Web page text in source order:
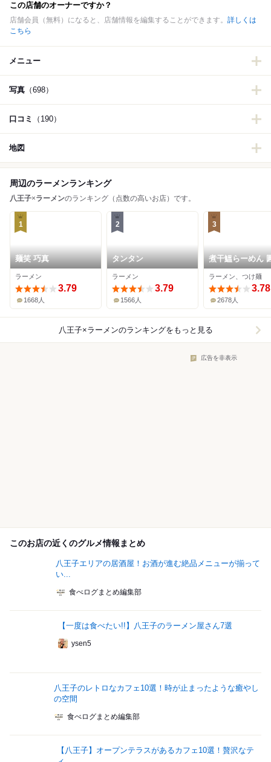
この店舗のオーナーですか？
店舗会員（無料）になると、店舗情報を編集することができます。 詳しくは
こちら
メニュー
写真 （698）
口コミ （190）
地図
周辺のラーメンランキング
八王子×ラーメンのランキング（点数の高いお店）です。
1
麺笑 巧真
ラーメン
3.79
1668人
2
タンタン
ラーメン
3.79
1566人
3
煮干鰮らーめん
王子本店
ラーメン、つけ麺
3.78
2678人
八王子×ラーメンのランキングをもっと見る
広告を非表示
このお店の近くのグルメ情報まとめ
八王子エリアの居酒屋！お酒が進む絶品メニューが揃って
い...
食べログまとめ編集部
【一度は食べたい!!】八王子のラーメン屋さん7選
ysen5
八王子のレトロなカフェ10選！時が止まったような癒やし
の空間
食べログまとめ編集部
【八王子】オープンテラスがあるカフェ10選！贅沢なテ